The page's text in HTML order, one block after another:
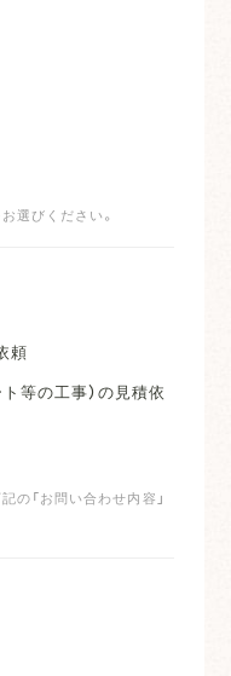
選びください。
頼
等の工事）の見積依
の「お問い合わせ内容」